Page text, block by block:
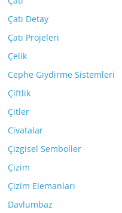
Çatı Detay
Çatı Projeleri
Çelik
Cephe Giydirme Sistemleri
Çiftlik
Çitler
Civatalar
Çizgisel Semboller
Çizim
Çizim Elemanları
Davlumbaz